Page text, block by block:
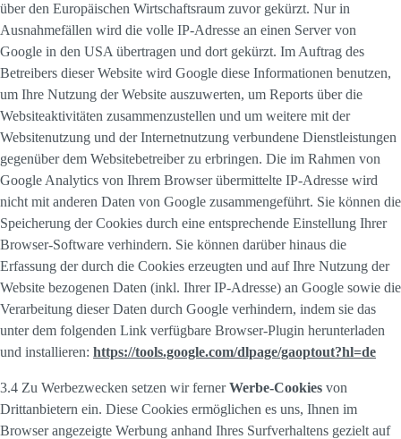
über den Europäischen Wirtschaftsraum zuvor gekürzt. Nur in
Ausnahmefällen wird die volle IP-Adresse an einen Server von
Google in den USA übertragen und dort gekürzt. Im Auftrag des
Betreibers dieser Website wird Google diese Informationen benutzen,
um Ihre Nutzung der Website auszuwerten, um Reports über die
Websiteaktivitäten zusammenzustellen und um weitere mit der
Websitenutzung und der Internetnutzung verbundene Dienstleistungen
gegenüber dem Websitebetreiber zu erbringen. Die im Rahmen von
Google Analytics von Ihrem Browser übermittelte IP-Adresse wird
nicht mit anderen Daten von Google zusammengeführt. Sie können die
Speicherung der Cookies durch eine entsprechende Einstellung Ihrer
Browser-Software verhindern. Sie können darüber hinaus die
Erfassung der durch die Cookies erzeugten und auf Ihre Nutzung der
Website bezogenen Daten (inkl. Ihrer IP-Adresse) an Google sowie die
Verarbeitung dieser Daten durch Google verhindern, indem sie das
unter dem folgenden Link verfügbare Browser-Plugin herunterladen
und installieren: https://tools.google.com/dlpage/gaoptout?hl=de
3.4 Zu Werbezwecken setzen wir fernerWerbe-Cookies von
Drittanbietern ein. Diese Cookies ermöglichen es uns, Ihnen im
Browser angezeigte Werbung anhand Ihres Surfverhaltens gezielt auf